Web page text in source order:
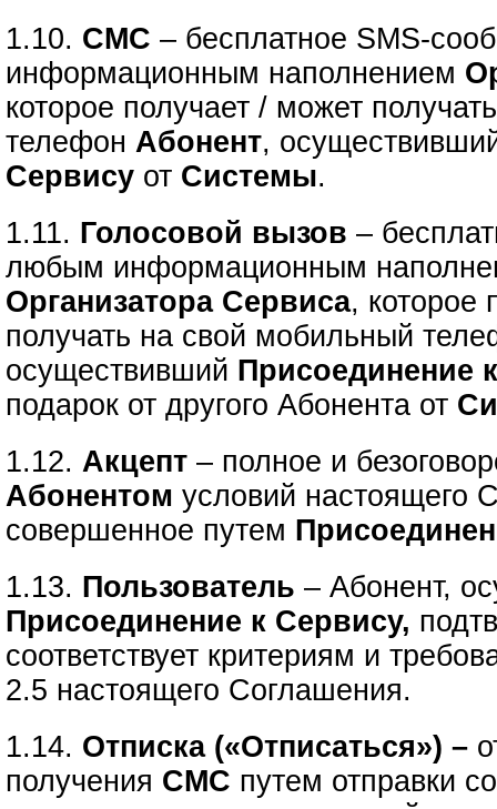
1.10. СМС – бесплатное SMS-
информационным наполнением
которое получает / может
телефонАбонент,
Сервису от Системы.
1.11. Голосовой вызов–
любым информационным
Организатора Сервиса, которое
получать на свой мобильный
осуществивший Присоединение
подарок от другого Абонента от
1.12.Акцепт– полное и
Абонентом условий настоящего
совершенное путем
1.13. Пользователь– Абонент,
Присоединение к Сервису,
соответствует критериям и
2.5 настоящего Соглашения.
1.14. Отписка («Отписаться») –
получения СМС путем отправки